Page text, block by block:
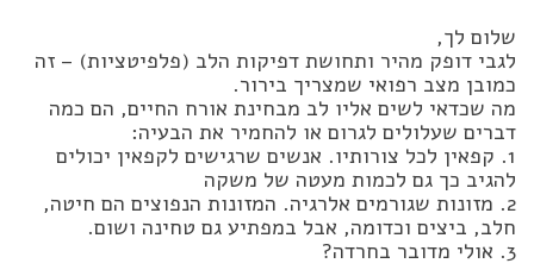
שלום לך,
לגבי דופק מהיר ותחושת דפיקות הלב (פלפיטציות) – זה
כמובן מצב רפואי שמצריך בירור.
מה שכדאי לשים אליו לב מבחינת אורח החיים, הם כמה
דברים שעלולים לגרום או להחמיר את הבעיה:
1. קפאין לכל צורותיו. אנשים שרגישים לקפאין יכולים
להגיב כך גם לכמות מעטה של משקה
2. מזונות שגורמים אלרגיה. המזונות הנפוצים הם חיטה,
חלב, ביצים וכדומה, אבל במפתיע גם טחינה ושום.
3. אולי מדובר בחרדה?